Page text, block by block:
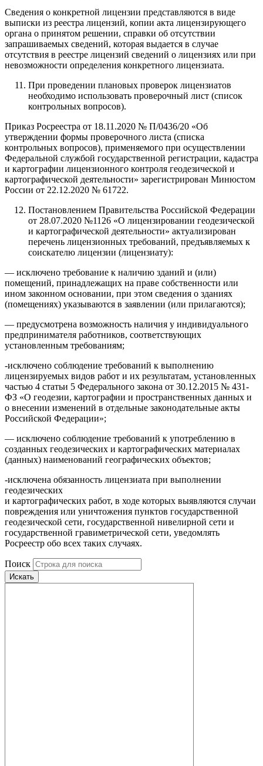
Сведения о конкретной лицензии представляются в виде
выписки из реестра лицензий, копии акта лицензирующего
органа о принятом решении, справки об отсутствии
запрашиваемых сведений, которая выдается в случае
отсутствия в реестре лицензий сведений о лицензиях или при
невозможности определения конкретного лицензиата.
При проведении плановых проверок лицензиатов
необходимо использовать проверочный лист (список
контрольных вопросов).
Приказ Росреестра от 18.11.2020 № П/0436/20 «Об
утверждении формы проверочного листа (списка
контрольных вопросов), применяемого при осуществлении
Федеральной службой государственной регистрации, кадастра
и картографии лицензионного контроля геодезической и
картографической деятельности» зарегистрирован Минюстом
России от 22.12.2020 № 61722.
Постановлением Правительства Российской Федерации
от 28.07.2020 №1126 «О лицензировании геодезической
и картографической деятельности» актуализирован
перечень лицензионных требований, предъявляемых к
соискателю лицензии (лицензиату):
— исключено требование к наличию зданий и (или)
помещений, принадлежащих на праве собственности или
ином законном основании, при этом сведения о зданиях
(помещениях) указываются в заявлении (или прилагаются);
— предусмотрена возможность наличия у индивидуального
предпринимателя работников, соответствующих
установленным требованиям;
-исключено соблюдение требований к выполнению
лицензируемых видов работ и их результатам, установленных
частью 4 статьи 5 Федерального закона от 30.12.2015 № 431-
ФЗ «О геодезии, картографии и пространственных данных и
о внесении изменений в отдельные законодательные акты
Российской Федерации»;
— исключено соблюдение требований к употреблению в
созданных геодезических и картографических материалах
(данных) наименований географических объектов;
-исключена обязанность лицензиата при выполнении
геодезических
и картографических работ, в ходе которых выявляются случаи
повреждения или уничтожения пунктов государственной
геодезической сети, государственной нивелирной сети и
государственной гравиметрической сети, уведомлять
Росреестр обо всех таких случаях.
Поиск
Искать